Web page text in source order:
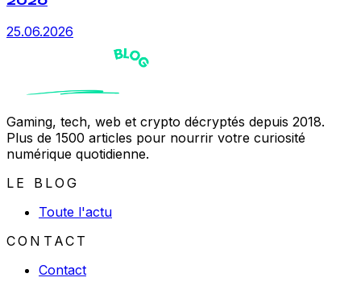
25.06.2026
Gaming, tech, web et crypto décryptés depuis 2018.
Plus de 1500 articles pour nourrir votre curiosité
numérique quotidienne.
LE BLOG
Toute l'actu
CONTACT
Contact